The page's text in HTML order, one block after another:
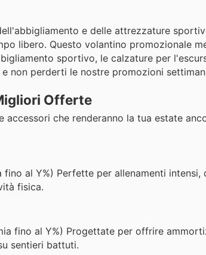
e delle attrezzature
libero. Questo volantino promozionale
sportivo, le calzature per
non perderti le nostre promozioni
Offerte
che renderanno la tua estate
fino al Y%) Perfette per allenamenti
fisica.
fino al Y%) Progettate per offrire
sentieri battuti.